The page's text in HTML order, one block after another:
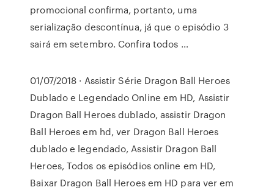
promocional confirma, portanto, uma
serialização descontínua, já que o episódio 3
sairá em setembro. Confira todos …
01/07/2018 · Assistir Série Dragon Ball Heroes
Dublado e Legendado Online em HD, Assistir
Dragon Ball Heroes dublado, assistir Dragon
Ball Heroes em hd, ver Dragon Ball Heroes
dublado e legendado, Assistir Dragon Ball
Heroes, Todos os episódios online em HD,
Baixar Dragon Ball Heroes em HD para ver em